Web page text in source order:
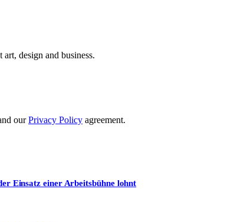
design and business.
ourPrivacy Policy agreement.
Einsatz einer Arbeitsbühne lohnt